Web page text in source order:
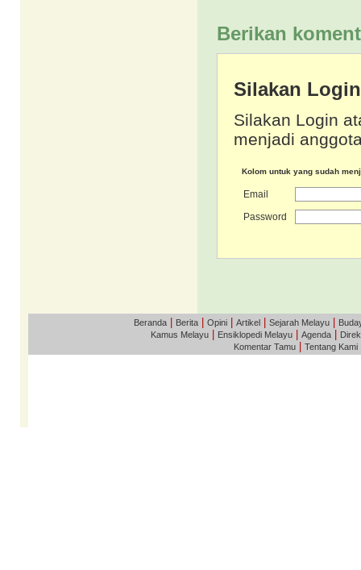
Berikan
Silakan
Silakan Login
menjadi
Kolom untuk yang sudah
Email
Password
Beranda Berita Opini Artikel Sejarah Melayu
Kamus Melayu
Ensiklopedi Melayu Agenda
Komentar Tamu
Tentang Kami